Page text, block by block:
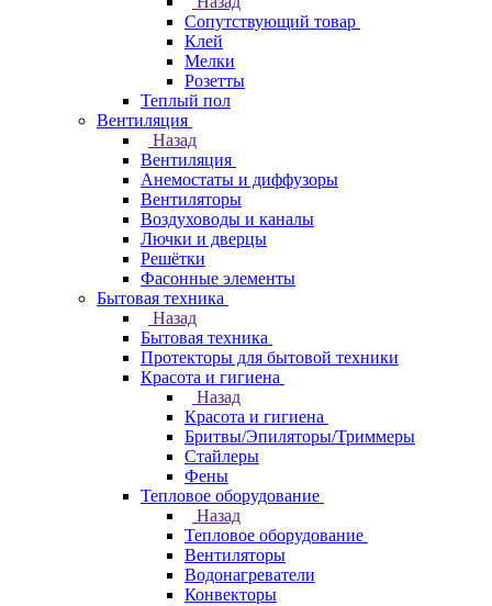
Сопутствующий товар
Клей
Мелки
Розетты
Теплый пол
Вентиляция
Назад
Вентиляция
Анемостаты и диффузоры
Вентиляторы
Воздуховоды и каналы
Лючки и дверцы
Решётки
Фасонные элементы
Бытовая техника
Назад
Бытовая техника
Протекторы для бытовой техники
Красота и гигиена
Назад
Красота и гигиена
Бритвы/Эпиляторы/Триммеры
Стайлеры
Фены
Тепловое оборудование
Назад
Тепловое оборудование
Вентиляторы
Водонагреватели
Конвекторы